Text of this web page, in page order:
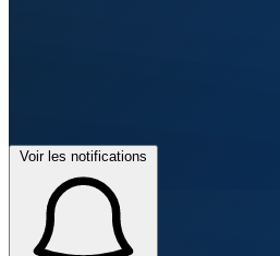
Voir les notifications